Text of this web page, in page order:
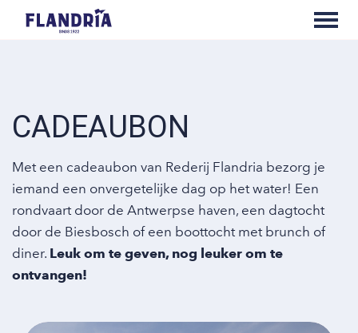
CADEAUBON
Met een cadeaubon van Rederij Flandria bezorg je
iemand een onvergetelijke dag op het water! Een
rondvaart door de Antwerpse haven, een dagtocht
door de Biesbosch of een boottocht met brunch of
diner. Leuk om te geven, nog leuker om te
ontvangen!